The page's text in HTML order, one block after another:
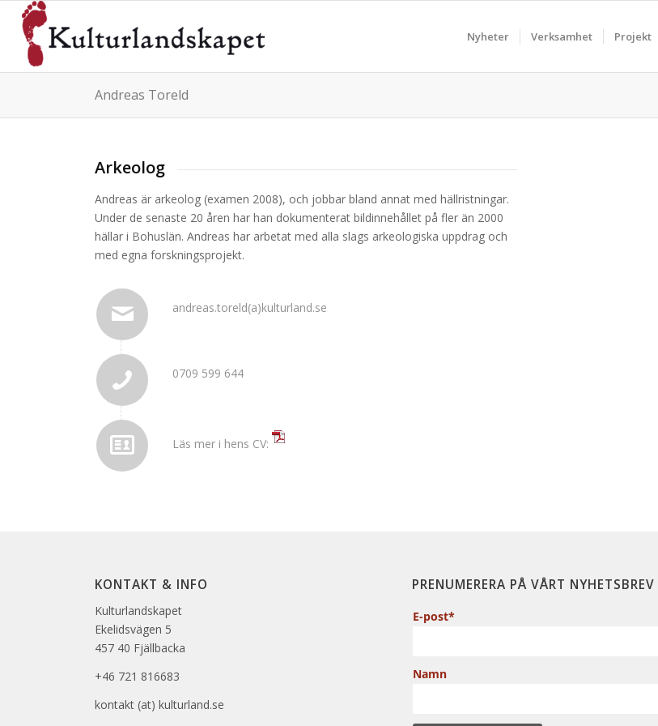
Nyheter Verksamhet Projekt
Andreas Toreld
Arkeolog
Andreas är arkeolog (examen 2008), och jobbar bland annat med hällristningar.
Under de senaste 20 åren har han dokumenterat bildinnehållet på fler än 2000
hällar i Bohuslän. Andreas har arbetat med alla slags arkeologiska uppdrag och
med egna forskningsprojekt.
andreas.toreld(a)kulturland.se
0709 599 644
Läs mer i hens CV:
KONTAKT & INFO
Kulturlandskapet
Ekelidsvägen 5
457 40 Fjällbacka
+46 721 816683
kontakt (at) kulturland.se
PRENUMERERA PÅ VÅRT NYHETSBREV
E-post*
Namn